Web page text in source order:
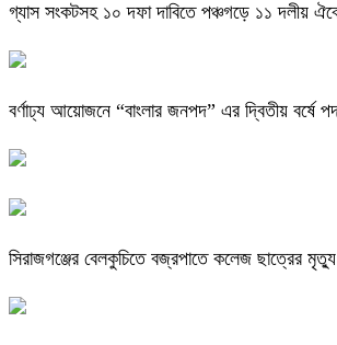
গ্যাস সংকটসহ ১০ দফা দাবিতে পঞ্চগড়ে ১১ দলীয়
বর্ণাঢ্য আয়োজনে “বাংলার জনপদ” এর দ্বিতীয় বর্ষে
সিরাজগঞ্জের বেলকুচিতে বজ্রপাতে কলেজ ছাত্রের মৃত্যু